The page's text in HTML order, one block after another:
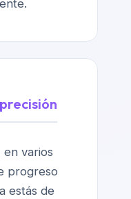
varios
progreso
estás de